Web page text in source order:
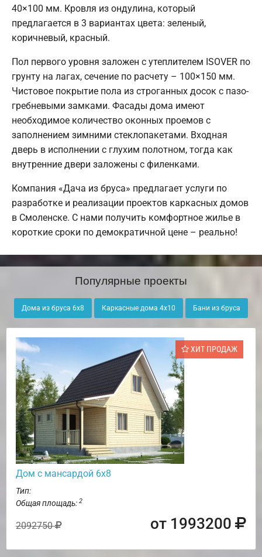
40×100 мм. Кровля из ондулина, который
предлагается в 3 вариантах цвета: зеленый,
коричневый, красный.
Пол первого уровня заложен с утеплителем ISOVER по
грунту на лагах, сечение по расчету – 100×150 мм.
Чистовое покрытие пола из строганных досок с пазо-
гребневыми замками. Фасады дома имеют
необходимое количество оконных проемов с
заполнением зимними стеклопакетами. Входная
дверь в исполнении с глухим полотном, тогда как
внутренние двери заложены с филенками.
Компания «Дача из бруса» предлагает услуги по
разработке и реализации проектов каркасных домов
в Смоленске. С нами получить комфортное жилье в
короткие сроки по демократичной цене – реально!
Популярные проекты
Дома из бруса 6х8 Каркасные дома 4х10 Бани из бруса
ХИТ ПРОДАЖ
Дом с мансардой 6х8
Тип:
Общая площадь: 2
2092750 от 1993200